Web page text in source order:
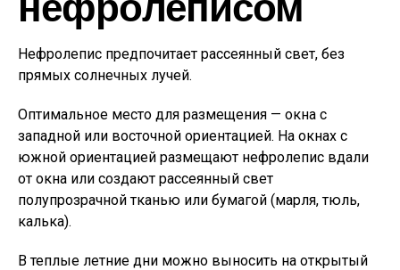
Нефролепис предпочитает рассеянный свет, без
прямых солнечных лучей.
Оптимальное место для размещения — окна с
западной или восточной ориентацией. На окнах с
южной ориентацией размещают нефролепис вдали
от окна или создают рассеянный свет
полупрозрачной тканью или бумагой (марля, тюль,
калька).
В теплые летние дни можно выносить на открытый